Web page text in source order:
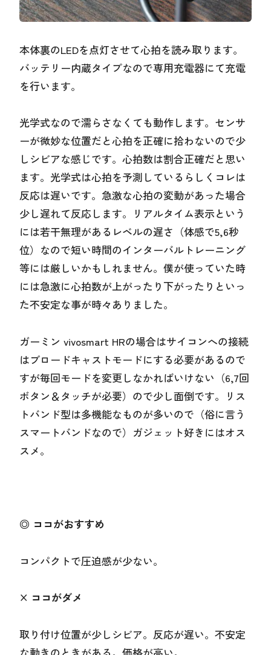
本体裏のLEDを点灯させて心拍を読み取ります。
バッテリー内蔵タイプなので専用充電器にて充電
を行います。
光学式なので濡らさなくても動作します。センサ
ーが微妙な位置だと心拍を正確に拾わないので少
しシビアな感じです。心拍数は割合正確だと思い
ます。光学式は心拍を予測しているらしくコレは
反応は遅いです。急激な心拍の変動があった場合
少し遅れて反応します。リアルタイム表示という
には若干無理があるレベルの遅さ（体感で5,6秒
位）なので短い時間のインターバルトレーニング
等には厳しいかもしれません。僕が使っていた時
には急激に心拍数が上がったり下がったりといっ
た不安定な事が時々ありました。
ガーミン vivosmart HRの場合はサイコンへの接続
はブロードキャストモードにする必要があるので
すが毎回モードを変更しなかればいけない（6,7回
ボタン＆タッチが必要）ので少し面倒です。リス
トバンド型は多機能なものが多いので（俗に言う
スマートバンドなので）ガジェット好きにはオス
スメ。
◎ ココがおすすめ
コンパクトで圧迫感が少ない。
× ココがダメ
取り付け位置が少しシビア。反応が遅い。不安定